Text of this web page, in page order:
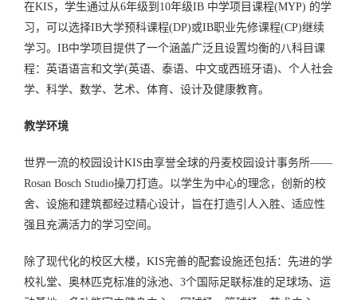
在KIS，学生通过从6年级到10年级IB 中学项目课程(MYP) 的学
习，可以选择IB大学预科课程(DP)或IB职业先修课程(CP)继续
学习。IB中学项目提供了一个涵盖广泛且设置均衡的八科目课
程：英语语言和文学(英语、泰语、中文或西班牙语)、个人社会
学、科学、数学、艺术、体育、设计及健康教育。
教学环境
世界一流的校园设计KIS由享誉全球的丹麦校园设计事务所——
Rosan Bosch Studio操刀打造。以学生为中心的理念，创新的校
舍、设施和建筑都经过精心设计，旨在打造引人入胜、适应性
强且充满活力的学习空间。
除了现代化的校区大楼，KIS完善的配套设施还包括：先进的学
校礼堂、奥林匹克标准的泳池、3个国际足联标准的足球场、运